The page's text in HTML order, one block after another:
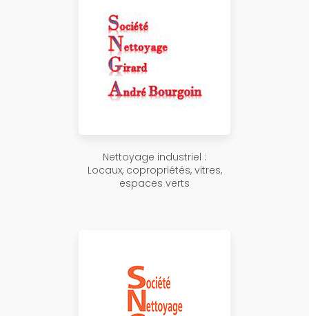
Nettoyage industriel :
Locaux, copropriétés, vitres,
espaces verts